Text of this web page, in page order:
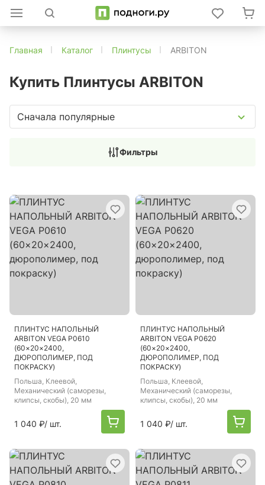
Главная Каталог Плинтусы ARBITON
Купить Плинтусы ARBITON
Сначала популярные
Фильтры
ПЛИНТУС НАПОЛЬНЫЙ
ARBITON VEGA P0610
(60×20×2400,
ДЮРОПОЛИМЕР, ПОД
ПОКРАСКУ)
Польша, Клеевой,
Механический (саморезы,
клипсы, скобы), 20 мм
1 040 ₽/ шт.
ПЛИНТУС НАПОЛЬНЫЙ
ARBITON VEGA P0620
(60×20×2400,
ДЮРОПОЛИМЕР, ПОД
ПОКРАСКУ)
Польша, Клеевой,
Механический (саморезы,
клипсы, скобы), 20 мм
1 040 ₽/ шт.